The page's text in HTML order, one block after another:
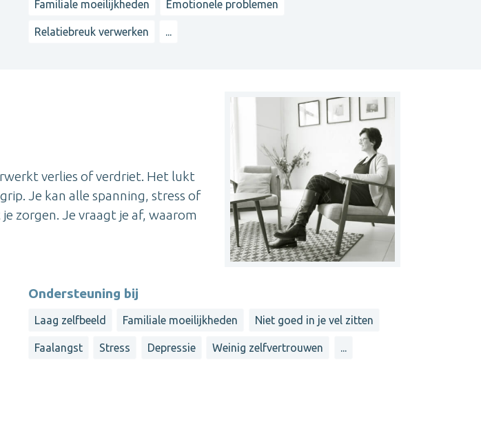
Familiale moeilijkheden Emotionele problemen
Relatiebreuk verwerken ...
verlies of verdriet. Het lukt
Je kan alle spanning, stress of
zorgen. Je vraagt je af, waarom
Ondersteuning bij
Laag zelfbeeld Familiale moeilijkheden Niet goed in je vel zitten
Faalangst Stress Depressie Weinig zelfvertrouwen ...